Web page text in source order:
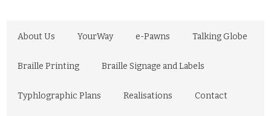
About Us YourWay e-Pawns Talking Globe
Braille Printing Braille Signage and Labels
Typhlographic Plans Realisations Contact